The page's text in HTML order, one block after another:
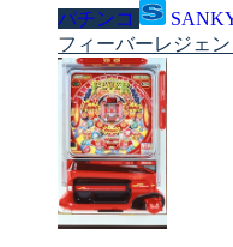
パチンコ
フィーバーレジェン